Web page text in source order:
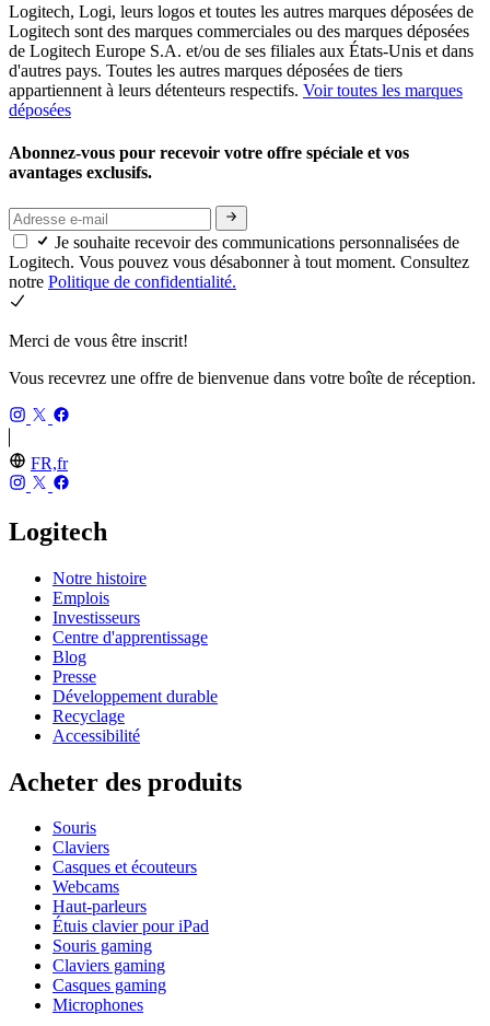
Logitech, Logi, leurs logos et toutes les autres marques déposées de
Logitech sont des marques commerciales ou des marques déposées
de Logitech Europe S.A. et/ou de ses filiales aux États-Unis et dans
d'autres pays. Toutes les autres marques déposées de tiers
appartiennent à leurs détenteurs respectifs. Voir toutes les marques
déposées
Abonnez-vous pour recevoir votre offre spéciale et vos
avantages exclusifs.
Je souhaite recevoir des communications personnalisées de
Logitech. Vous pouvez vous désabonner à tout moment. Consultez
notre Politique de confidentialité.
Merci de vous être inscrit!
Vous recevrez une offre de bienvenue dans votre boîte de réception.
FR,fr
Logitech
Notre histoire
Emplois
Investisseurs
Centre d'apprentissage
Blog
Presse
Développement durable
Recyclage
Accessibilité
Acheter des produits
Souris
Claviers
Casques et écouteurs
Webcams
Haut-parleurs
Étuis clavier pour iPad
Souris gaming
Claviers gaming
Casques gaming
Microphones